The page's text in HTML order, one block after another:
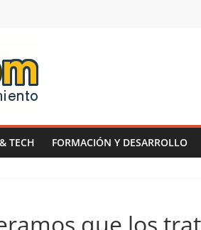
TECH FORMACIÓN Y DESARROLLO